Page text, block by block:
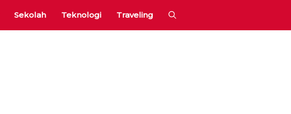
Sekolah Teknologi Traveling